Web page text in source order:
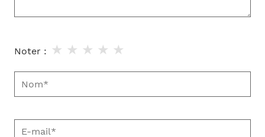
Noter : ★
★
★
★
★
Nom*
E-